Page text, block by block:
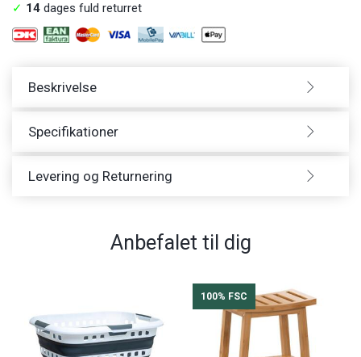
✓ 14 dages fuld returret
Beskrivelse
Specifikationer
Levering og Returnering
Anbefalet til dig
100% FSC